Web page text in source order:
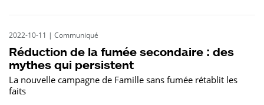
2022-10-11 | Communiqué
Réduction de la fumée secondaire : des
mythes qui persistent
La nouvelle campagne de Famille sans fumée rétablit les
faits